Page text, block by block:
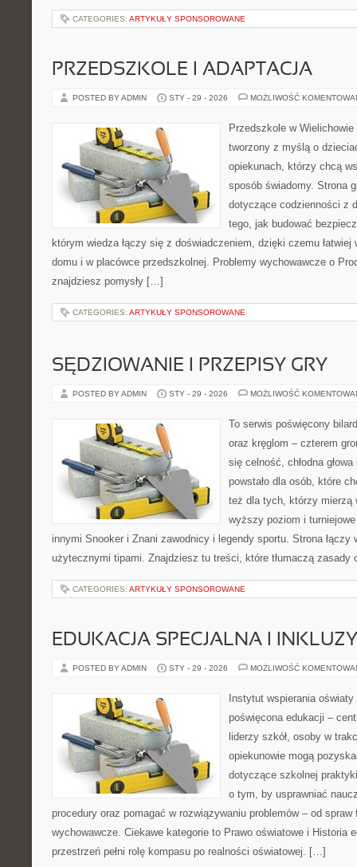
CATEGORIES: ARTYKUŁY SPONSOROWANE
PRZEDSZKOLE I ADAPTACJA
POSTED BY ADMIN STY - 29 - 2026 MOŻLIWOŚĆ
Przedszkole w
tworzony z myślą o
opiekunach, którzy chcą
sposób świadomy. Strona
dotyczące codzienności z
tego, jak budować
którym wiedza łączy się z doświadczeniem, dzięki czemu łatwiej
domu i w placówce przedszkolnej. Problemy wychowawcze o
znajdziesz pomysły […]
CATEGORIES: ARTYKUŁY SPONSOROWANE
SĘDZIOWANIE I PRZEPISY GRY
POSTED BY ADMIN STY - 29 - 2026 MOŻLIWOŚĆ
To serwis poświęcony
oraz kręglom – czterem
się celność, chłodna
powstało dla osób, które
też dla tych, którzy mierzą
wyższy poziom i
innymi Snooker i Znani zawodnicy i legendy sportu. Strona łączy
użytecznymi tipami. Znajdziesz tu treści, które tłumaczą
CATEGORIES: ARTYKUŁY SPONSOROWANE
EDUKACJA SPECJALNA I
POSTED BY ADMIN STY - 29 - 2026 MOŻLIWOŚĆ
Instytut wspierania
poświęcona edukacji –
liderzy szkół, osoby w
opiekunowie mogą
dotyczące szkolnej
o tym, by usprawniać
procedury oraz pomagać w rozwiązywaniu problemów – od
wychowawcze. Ciekawe kategorie to Prawo oświatowe i Historia
przestrzeń pełni rolę kompasu po realności oświatowej. […]